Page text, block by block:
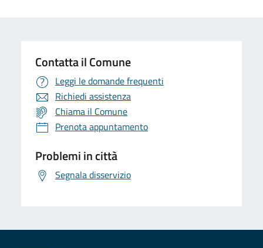
Contatta il Comune
Leggi le domande frequenti
Richiedi assistenza
Chiama il Comune
Prenota appuntamento
Problemi in città
Segnala disservizio